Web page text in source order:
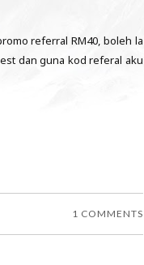
referral RM40, boleh la
dan guna kod referal aku
1 COMMENTS